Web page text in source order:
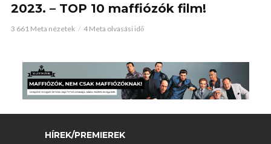
2023. – TOP 10 maffiózók film!
3 661 Meta nézetek 4 Meta olvasási idő
HÍREK/PREMIEREK